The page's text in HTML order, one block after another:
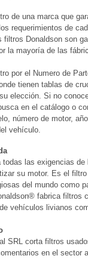
de una marca que
requerimientos de
filtros Donaldson son
la mayoría de las
por el Numero de
tienen tablas de
elección. Si no
en el catálogo o
número de motor,
vehículo.
todas las exigencias
su motor. Es el
del mundo como
fabrica filtros
vehículos livianos
SRL corta filtros
en el sector